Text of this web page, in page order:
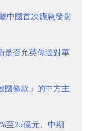
中國首次應急發射
是否允英偉達對華
國條款」的中方主
至25億元、中期